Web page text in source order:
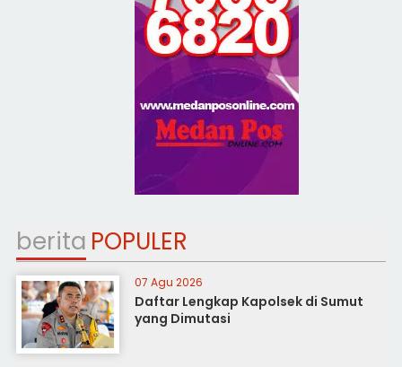
berita POPULER
07 Agu 2026
Daftar Lengkap Kapolsek di Sumut
yang Dimutasi